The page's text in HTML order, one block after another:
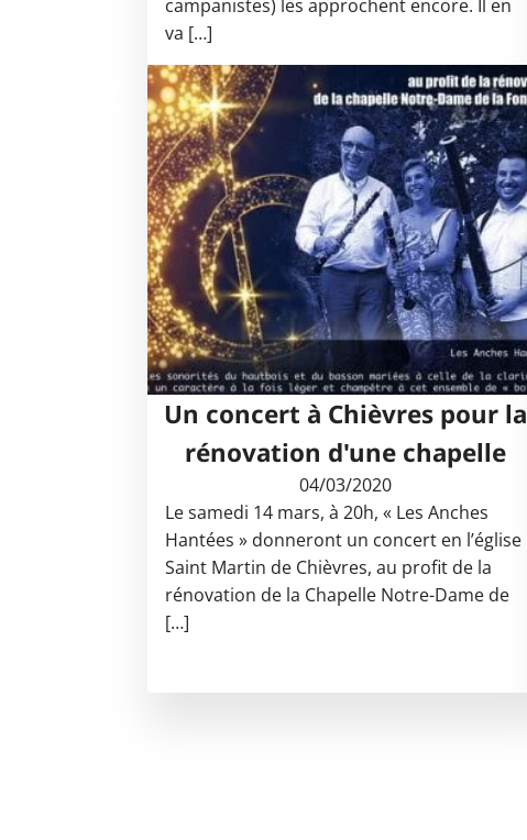
campanistes) les approchent encore. Il en
va […]
Un concert à Chièvres pour la
rénovation d'une chapelle
04/03/2020
Le samedi 14 mars, à 20h, « Les Anches
Hantées » donneront un concert en l’église
Saint Martin de Chièvres, au profit de la
rénovation de la Chapelle Notre-Dame de
[…]